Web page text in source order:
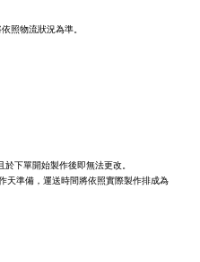
照物流狀況為準。
下單開始製作後即無法更改。
天準備，運送時間將依照實際製作排成為